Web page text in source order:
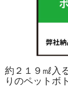
約２１９㎖入
りのペットボ